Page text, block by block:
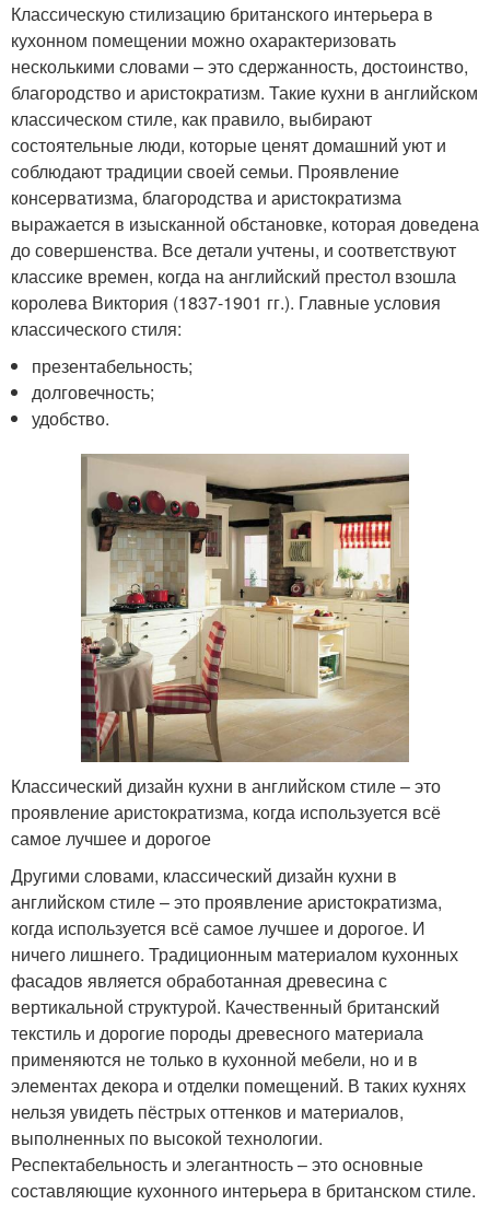
Классическую стилизацию британского интерьера в
кухонном помещении можно охарактеризовать
несколькими словами – это сдержанность, достоинство,
благородство и аристократизм. Такие кухни в английском
классическом стиле, как правило, выбирают
состоятельные люди, которые ценят домашний уют и
соблюдают традиции своей семьи. Проявление
консерватизма, благородства и аристократизма
выражается в изысканной обстановке, которая доведена
до совершенства. Все детали учтены, и соответствуют
классике времен, когда на английский престол взошла
королева Виктория (1837-1901 гг.). Главные условия
классического стиля:
презентабельность;
долговечность;
удобство.
Классический дизайн кухни в английском стиле – это
проявление аристократизма, когда используется всё
самое лучшее и дорогое
Другими словами, классический дизайн кухни в
английском стиле – это проявление аристократизма,
когда используется всё самое лучшее и дорогое. И
ничего лишнего. Традиционным материалом кухонных
фасадов является обработанная древесина с
вертикальной структурой. Качественный британский
текстиль и дорогие породы древесного материала
применяются не только в кухонной мебели, но и в
элементах декора и отделки помещений. В таких кухнях
нельзя увидеть пёстрых оттенков и материалов,
выполненных по высокой технологии.
Респектабельность и элегантность – это основные
составляющие кухонного интерьера в британском стиле.